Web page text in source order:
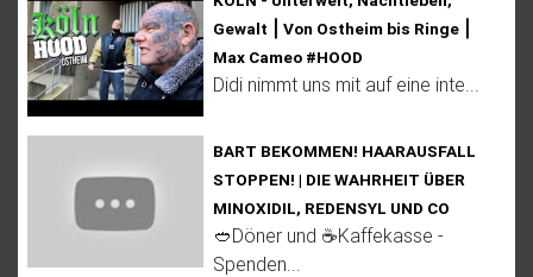
Gewalt ⎮ Von Ostheim bis Ringe ⎮
Max Cameo #HOOD
Didi nimmt uns mit auf eine inte...
BART BEKOMMEN! HAARAUSFALL
STOPPEN! | DIE WAHRHEIT ÜBER
MINOXIDIL, REDENSYL UND CO
🥙Döner und ☕Kaffekasse -
Spenden...